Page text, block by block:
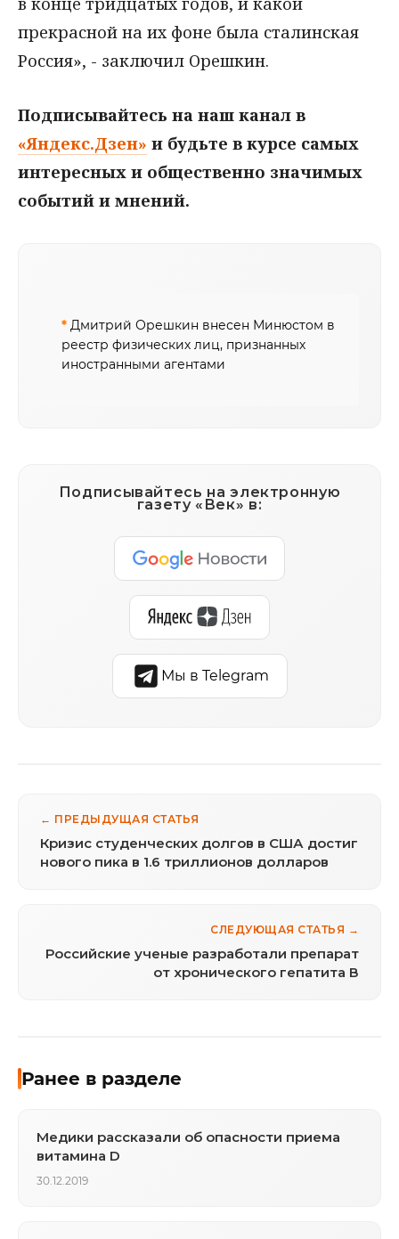
прекрасной на их фоне была сталинская
Россия», - заключил Орешкин.
Подписывайтесь на наш канал в
«Яндекс.Дзен» и будьте в курсе самых
интересных и общественно значимых
событий и мнений.
* Дмитрий Орешкин внесен Минюстом в
реестр физических лиц, признанных
иностранными агентами
Подписывайтесь на электронную
газету «Век» в:
Мы в Telegram
← ПРЕДЫДУЩАЯ СТАТЬЯ
Кризис студенческих долгов в США достиг
нового пика в 1.6 триллионов долларов
СЛЕДУЮЩАЯ СТАТЬЯ →
Российские ученые разработали препарат
от хронического гепатита В
Ранее в разделе
Медики рассказали об опасности приема
витамина D
30.12.2019